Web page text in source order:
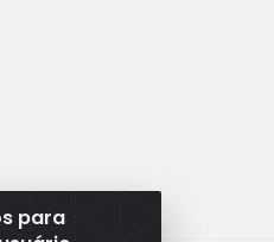
para